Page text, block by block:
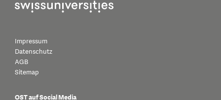
Impressum
Datenschutz
AGB
Sitemap
OST auf Social Media